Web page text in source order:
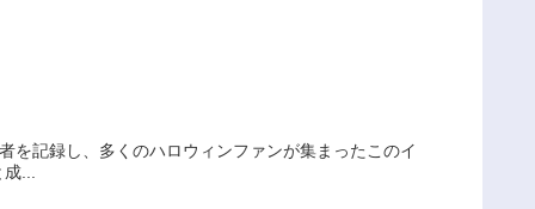
を記録し、多くのハロウィンファンが集まったこのイ
...